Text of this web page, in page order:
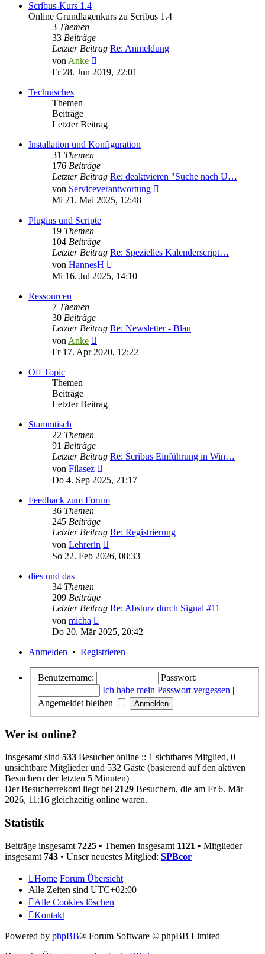
Scribus-Kurs 1.4
Online Grundlagenkurs zu Scribus 1.4
3 Themen
33 Beiträge
Letzter Beitrag Re: Anmeldung
von Anke
Beitrag
Fr 28. Jun 2019, 22:01
Technisches
Themen
Beiträge
Letzter Beitrag
Installation und Konfiguration
31 Themen
176 Beiträge
Letzter Beitrag Re: deaktvieren "Suche nach U…
von Serviceverantwortung
Mi 21. Mai 2025, 12:48
Plugins und Scripte
19 Themen
104 Beiträge
Letzter Beitrag Re: Spezielles Kalenderscript…
von HannesH
Beitrag
Mi 16. Jul 2025, 14:10
Ressourcen
7 Themen
30 Beiträge
Letzter Beitrag Re: Newsletter - Blau
von Anke
Beitrag
Fr 17. Apr 2020, 12:22
Off Topic
Themen
Beiträge
Letzter Beitrag
Stammtisch
22 Themen
91 Beiträge
Letzter Beitrag Re: Scribus Einführung in Win…
von Filasez
Beitrag
Do 4. Sep 2025, 21:17
Feedback zum Forum
36 Themen
245 Beiträge
Letzter Beitrag Re: Registrierung
von Lehrerin
Beitrag
So 22. Feb 2026, 08:33
dies und das
34 Themen
209 Beiträge
Letzter Beitrag Re: Absturz durch Signal #11
von micha
Beitrag
Do 20. Mär 2025, 20:42
Anmelden • Registrieren
Benutzername:
Passwort:
Ich habe mein Passwort vergessen |
Angemeldet bleiben
Wer ist online?
Insgesamt sind 533 Besucher online :: 1 sichtbares Mitglied, 0
unsichtbare Mitglieder und 532 Gäste (basierend auf den aktiven
Besuchern der letzten 5 Minuten)
Der Besucherrekord liegt bei 2129 Besuchern, die am Fr 6. Mär
2026, 11:16 gleichzeitig online waren.
Statistik
Beiträge insgesamt 7225 • Themen insgesamt 1121 • Mitglieder
insgesamt 743 • Unser neuestes Mitglied: SPBcor
Home Forum Übersicht
Alle Zeiten sind UTC+02:00
Alle Cookies löschen
Kontakt
Powered by phpBB® Forum Software © phpBB Limited